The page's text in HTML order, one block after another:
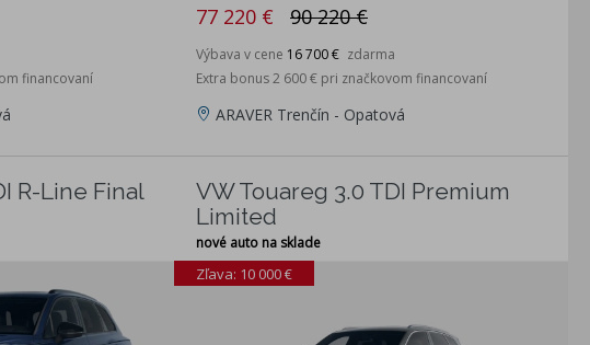
financovaní
77 220 € 90 220 €
Výbava v cene 16 700 € zdarma
Extra bonus 2 600 € pri značkovom financovaní
ARAVER Trenčín - Opatová
R-Line Final
VW Touareg 3.0 TDI Premium
Limited
nové auto na sklade
Zľava: 10 000 €